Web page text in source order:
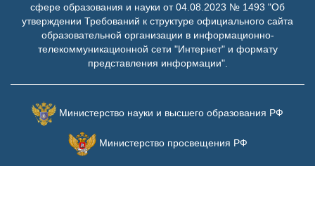
сфере образования и науки от 04.08.2023 № 1493 "Об
утверждении Требований к структуре официального сайта
образовательной организации в информационно-
телекоммуникационной сети "Интернет" и формату
представления информации".
Министерство науки и высшего образования РФ
Министерство просвещения РФ